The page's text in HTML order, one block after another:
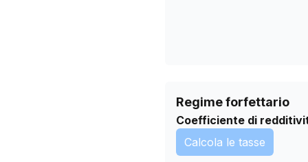
Regime forfettario
Coefficiente di
Calcola le tasse